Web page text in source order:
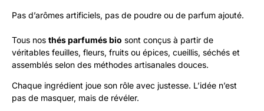
Pas d’arômes artificiels, pas de poudre ou de parfum ajouté.
Tous nos thés parfumés bio sont conçus à partir de
véritables feuilles, fleurs, fruits ou épices, cueillis, séchés et
assemblés selon des méthodes artisanales douces.
Chaque ingrédient joue son rôle avec justesse. L’idée n’est
pas de masquer, mais de révéler.